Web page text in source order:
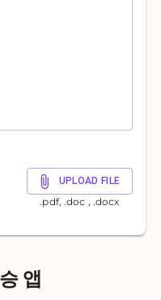
UPLOAD FILE
.pdf, .doc , .docx
앱